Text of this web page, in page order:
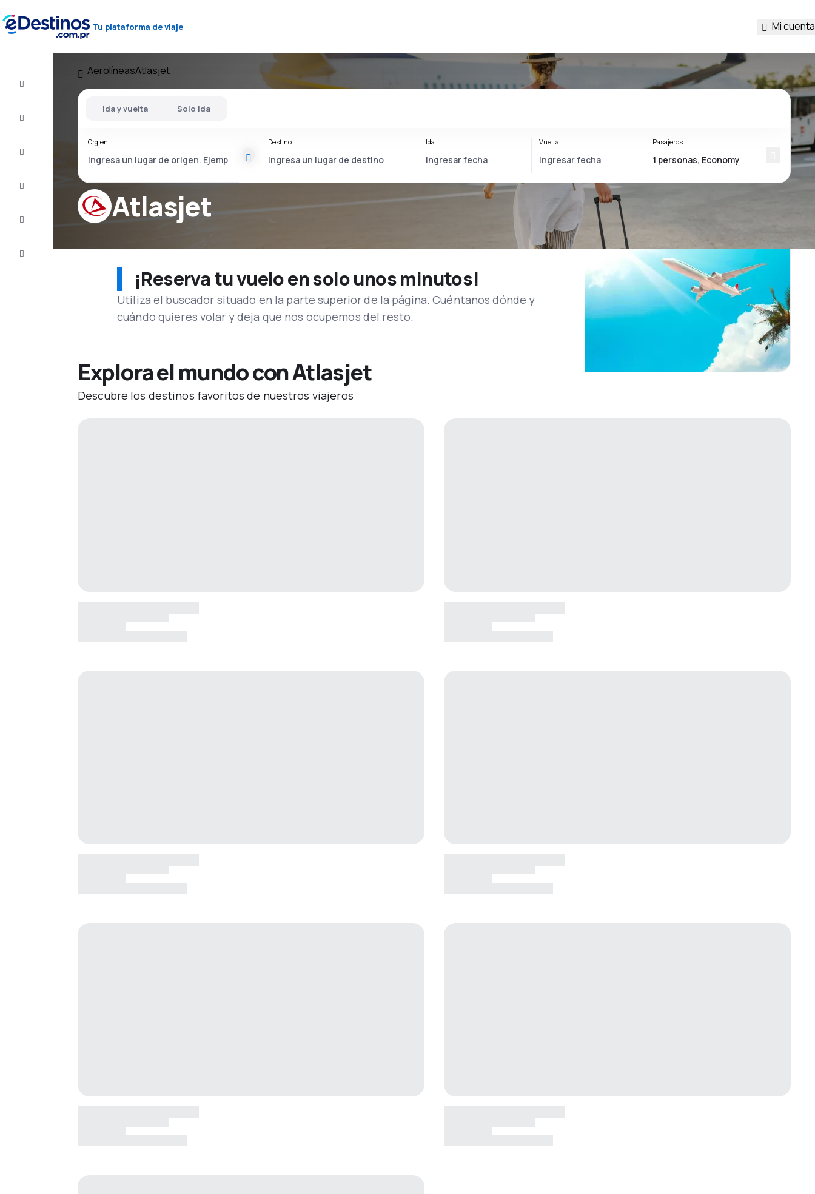
Tu plataforma de viaje Mi cuenta
Atención
AerolíneasAtlasjet
Atlasjet
Ida y vuelta Solo ida
Orgien Destino Ida Vuelta Pasajeros
¡Reserva tu vuelo en solo unos minutos!
Utiliza el buscador situado en la parte superior de la página. Cuéntanos dónde y
cuándo quieres volar y deja que nos ocupemos del resto.
Explora el mundo con Atlasjet
Descubre los destinos favoritos de nuestros viajeros